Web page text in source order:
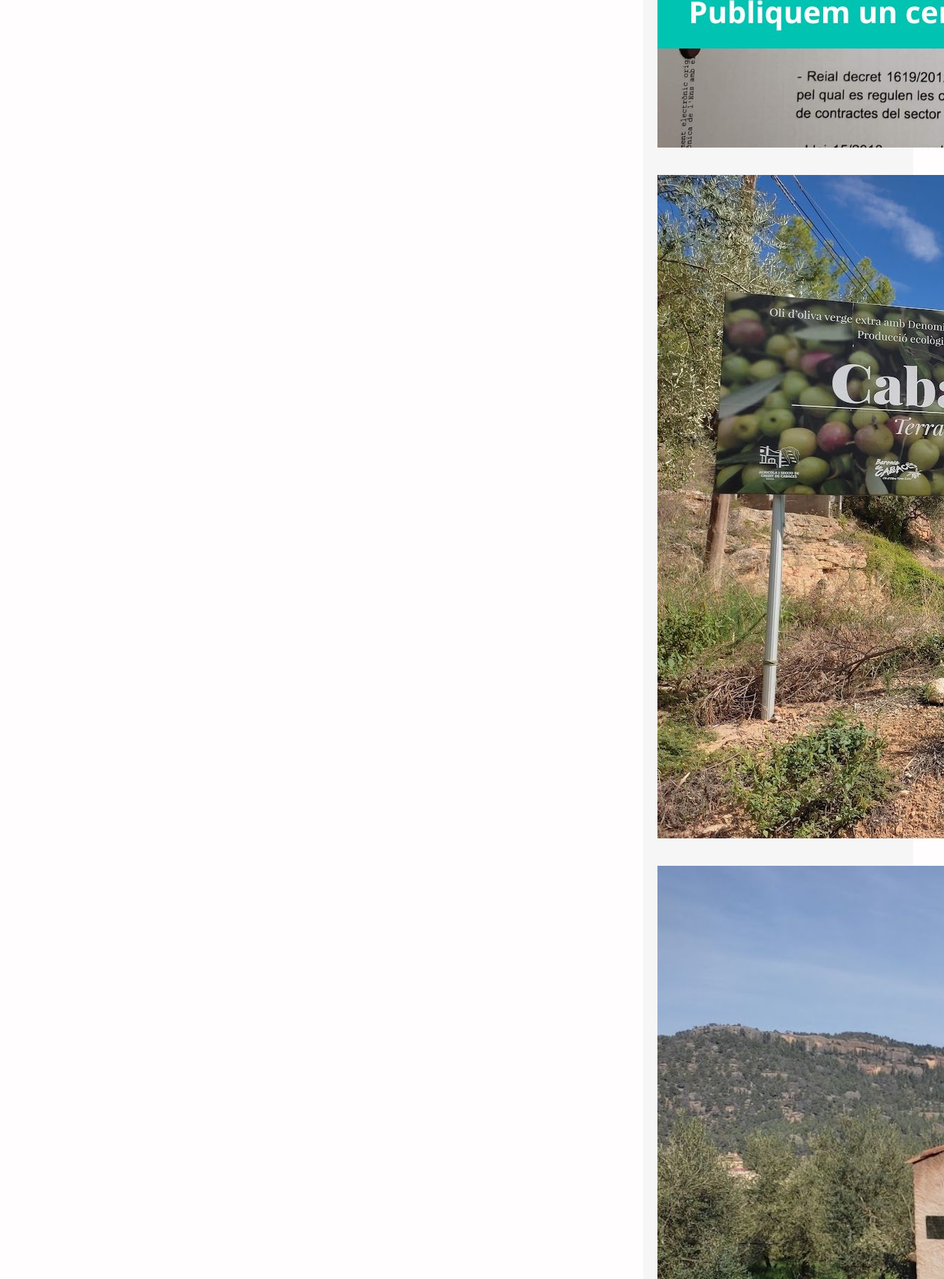
Nota de premsa: perseverem en la
defensa de la Llei de Política
Lingüística
El Tribunal d’Instància de Tarragona
ha notificat avui la sentència respecte
al recurs interposat per Junts contra
la negativa de l’Ajuntament de
Cabassers a oficialitzar el topònim
català del municipi després d’haver
anunciat el 2024 que ho faria per
complir la Llei e Política Lingüística. En
la resolució, el tribunal ha decidit
inadmetre la demanda…
l’Ajuntament de Cabassers per greus
irregularitats en la gestió del
subministrament d’aigua. Per una
banda, s’han perdut prop de 30.000
euros pel transport d’aigua en
cisternes que no tenien el registre
sanitari obligatori, una pràctica que el
govern municipal va mantenir…